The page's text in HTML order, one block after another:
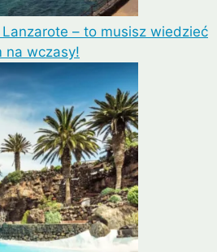
– to musisz wiedzieć
na wczasy!